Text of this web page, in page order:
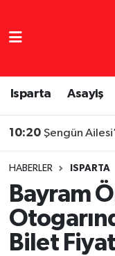
Isparta Asayiş
10:20 Şengün
HABERLER ISPARTA
Bayram
Bilet
Isparta
Isparta Hava
Süper Lig
Tüm